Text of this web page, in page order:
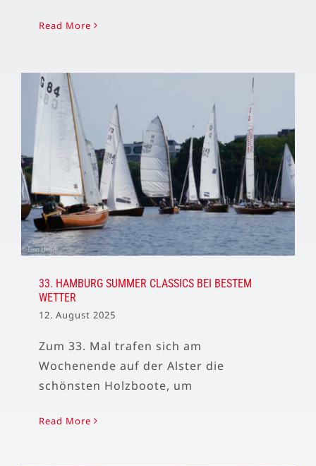
Read More
33. HAMBURG SUMMER CLASSICS BEI BESTEM
WETTER
12. August 2025
Zum 33. Mal trafen sich am
Wochenende auf der Alster die
schönsten Holzboote, um
Read More